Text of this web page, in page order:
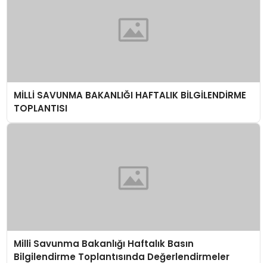
MİLLİ SAVUNMA BAKANLIĞI HAFTALIK BİLGİLENDİRME
TOPLANTISI
Milli Savunma Bakanlığı Haftalık Basın
Bilgilendirme Toplantısında Değerlendirmeler